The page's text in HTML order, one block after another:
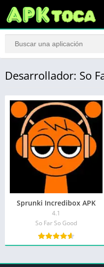
Desarrollador: So
Sprunki Incredibox APK
4.1
So Far So Good